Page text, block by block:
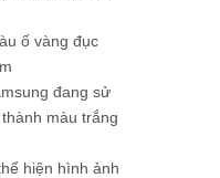
ố vàng đục
đang sử
màu trắng
hiện hình ảnh